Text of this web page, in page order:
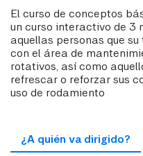
El curso de conceptos
un curso interactivo de 3
aquellas personas que
con el área de
rotativos, así como
refrescar o reforzar sus
uso de rodamiento
¿A quién va dirigido?